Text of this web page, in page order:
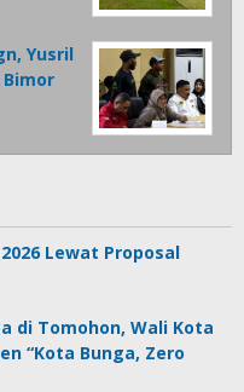
Yusril
Lewat Proposal
di Tomohon, Wali Kota
“Kota Bunga, Zero